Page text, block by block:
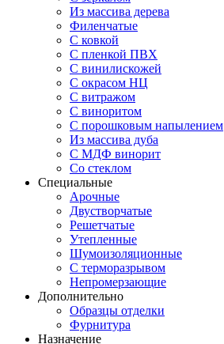
Из массива дерева
Филенчатые
С ковкой
С пленкой ПВХ
С винилискожей
С окрасом НЦ
С витражом
С виноритом
С порошковым напылением
Из массива дуба
С МДФ винорит
Со стеклом
Специальные
Арочные
Двустворчатые
Решетчатые
Утепленные
Шумоизоляционные
С терморазрывом
Непромерзающие
Дополнительно
Образцы отделки
Фурнитура
Назначение